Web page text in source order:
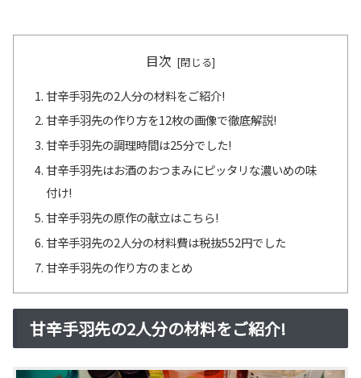
目次
甘辛手羽先の2人分の材料をご紹介!
甘辛手羽先の作り方を12枚の画像で徹底解説!
甘辛手羽先の調理時間は25分でした!
甘辛手羽先はお酒のおつまみにピッタリな濃いめの味
付け!
甘辛手羽先の原作の献立はこちら!
甘辛手羽先の2人分の材料費は税抜552円でした
甘辛手羽先の作り方のまとめ
甘辛手羽先の2人分の材料をご紹介!